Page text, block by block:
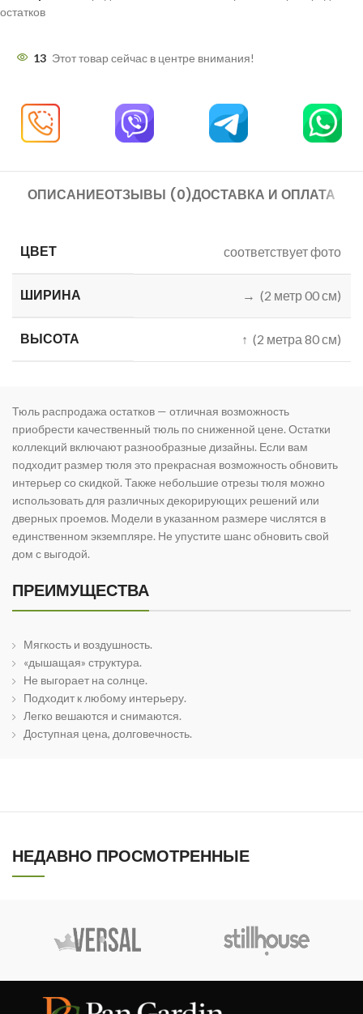
остатков
13 Этот товар сейчас в центре внимания!
ОПИСАНИЕОТЗЫВЫ (0)ДОСТАВКА И ОПЛАТА
ЦВЕТ соответствует фото
ШИРИНА → (2 метр 00 см)
ВЫСОТА ↑ (2 метра 80 см)
Тюль распродажа остатков — отличная возможность
приобрести качественный тюль по сниженной цене. Остатки
коллекций включают разнообразные дизайны. Если вам
подходит размер тюля это прекрасная возможность обновить
интерьер со скидкой. Также небольшие отрезы тюля можно
использовать для различных декорирующих решений или
дверных проемов. Модели в указанном размере числятся в
единственном экземпляре. Не упустите шанс обновить свой
дом с выгодой.
ПРЕИМУЩЕСТВА
Мягкость и воздушность.
«дышащая» структура.
Не выгорает на солнце.
Подходит к любому интерьеру.
Легко вешаются и снимаются.
Доступная цена, долговечность.
НЕДАВНО ПРОСМОТРЕННЫЕ